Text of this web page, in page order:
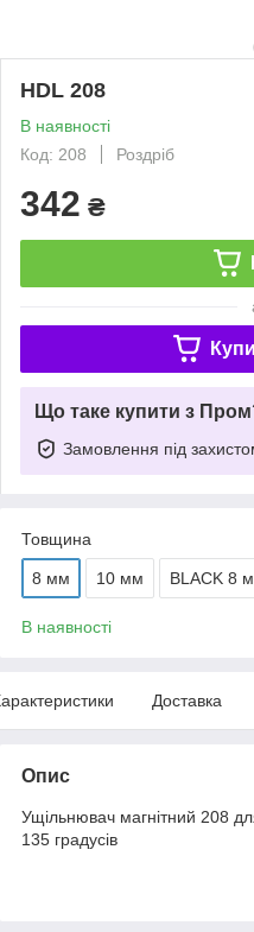
HDL 208
В наявності
Код: 208
Роздріб
342 ₴
Що таке купити з
Замовлення під
Товщина
8 мм 10 мм BLACK 8
В наявності
Доставка
Опис
Ущільнювач магнітний 208
135 градусів